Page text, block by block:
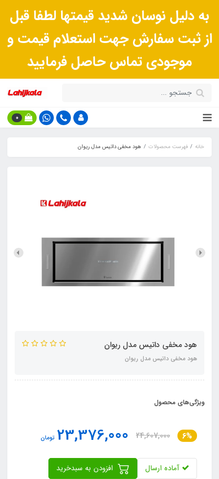
به دلیل نوسان شدید قیمتها لطفا قبل
از ثبت سفارش جهت استعلام قیمت و
موجودی تماس حاصل فرمایید
0
خانه فهرست محصولات هود مخفی داتیس مدل ریوان
هود مخفی داتیس مدل ریوان
هود مخفی داتیس مدل ریوان
ویژگی‌های محصول
6%
24,607,000
23,376,000 تومان
آماده ارسال